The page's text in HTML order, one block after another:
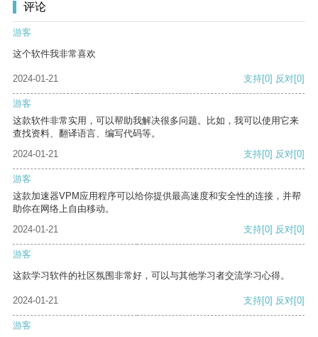
评论
游客
这个软件我非常喜欢
2024-01-21 支持[0] 反对[0]
游客
这款软件非常实用，可以帮助我解决很多问题。比如，我可以使用它来
查找资料、翻译语言、编写代码等。
2024-01-21
支持[0] 反对[0]
游客
这款加速器VPM应用程序可以给你提供最高速度和安全性的连接，并帮
助你在网络上自由移动。
2024-01-21
支持[0] 反对[0]
游客
这款学习软件的社区氛围非常好，可以与其他学习者交流学习心得。
2024-01-21 支持[0] 反对[0]
游客